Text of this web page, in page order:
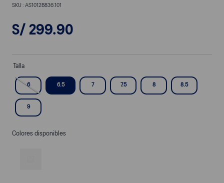
AS1012B836.101
S/ 299.90
Talla
6 6.5 7 7.5 8 8.5
9
Colores disponibles